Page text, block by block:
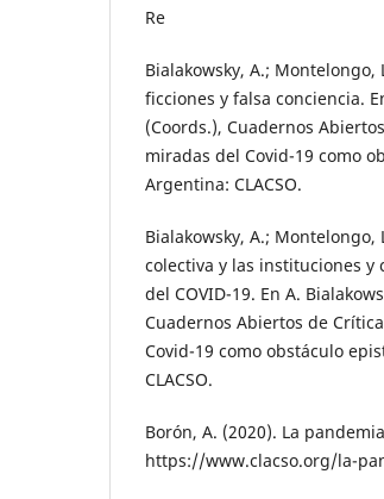
Re
Bialakowsky, A.; Montelongo,
ficciones y falsa conciencia.
(Coords.), Cuadernos
miradas del Covid-19 como
Argentina: CLACSO.
Bialakowsky, A.; Montelongo,
colectiva y las instituciones
del COVID-19. En A.
Cuadernos Abiertos de
Covid-19 como obstáculo
CLACSO.
Borón, A. (2020). La
https://www.clacso.org/la-